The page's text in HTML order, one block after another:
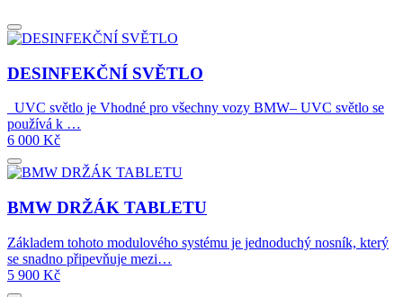
DESINFEKČNÍ SVĚTLO
UVC světlo je Vhodné pro všechny vozy BMW– UVC světlo se
používá k …
6 000 Kč
BMW DRŽÁK TABLETU
Základem tohoto modulového systému je jednoduchý nosník, který
se snadno připevňuje mezi…
5 900 Kč